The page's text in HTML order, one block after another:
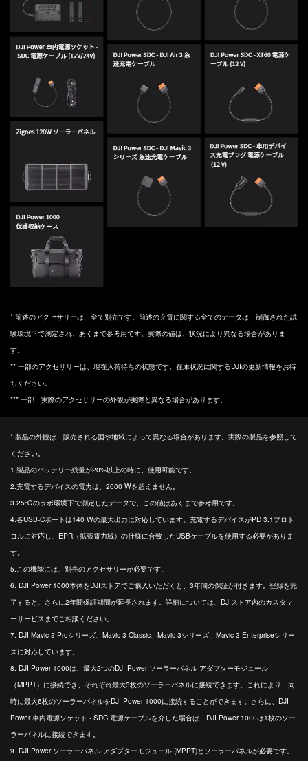
* 前述のアクセサリーは、全て別売です。前述の充電に関する全てのデータは、制御された試
験環境下で測定され、あくまで参考用です。実際の値は、状況により異なる場合がありま
す。
** 一部のアクセサリーは、現在入荷待ちの状態です。在庫状況に関するDJIの更新情報をお待
ちください。
*** 一部、実際のアクセサリーの外観が実際と異なる場合があります。
* 製品の外観は、販売される国や地域によって異なる場合があります。実際の製品を参照して
ください。
1.‌製品のバッテリー残量が20%以上の時に、使用可能です。
2.充電するデバイスの電力は、2000 Wを超えません。
3.25℃のラボ環境下で測定したデータで、この値はあくまで参考用です。
4.‌各USB-Cポートは140 Wの最大出力に対応しています。充電するデバイスがPD 3.1プロト
コルに対応し、EPR（拡張電力域）の仕様に合致したUSBケーブルを使用する必要がありま
す。
5.この機能には、別売のアクセサリーが必要です。
6. DJI Power 1000本体をDJIストアでご購入いただくと、3年間の保証が付きます。登録を完
了すると、さらに2年間保証期間が延長されます。詳細については、DJIストア内のカスタマ
ーサービスまでご相談ください。
7. DJI Mavic 3 Proシリーズ、Mavic 3 Classic、Mavic 3シリーズ、Mavic 3 Enterpriseシリー
ズに対応しています。
8. DJI Power 1000は、最大2つのDJI Power ソーラーパネル アダプターモジュール
（MPPT）に接続でき、それぞれ最大3枚のソーラーパネルに接続できます。これにより、同
時に最大6枚のソーラーパネルをDJI Power 1000に接続することができます。さらに、DJI
Power 車内電源ソケット - SDC 電源ケーブルを介した場合は、DJI Power 1000は1枚のソー
ラーパネルに接続できます。
9. DJI Power ソーラーパネル アダプターモジュール (MPPT)とソーラーパネルが必要です。